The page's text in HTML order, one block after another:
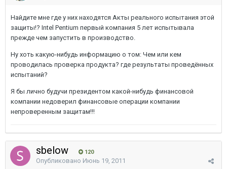
Найдите мне где у них находятся Акты реального испытания этой
защиты!? Intel Pentium первый компания 5 лет испытывала
прежде чем запустить в производство.
Ну хоть какую-нибудь информацию о том: Чем или кем
проводилась проверка продукта? где результаты проведённых
испытаний?
Я бы лично будучи президентом какой-нибудь финансовой
компании недоверил финансовые операции компании
непроверенным защитам!!!
sbelow 120
Опубликовано Июнь 19, 2011